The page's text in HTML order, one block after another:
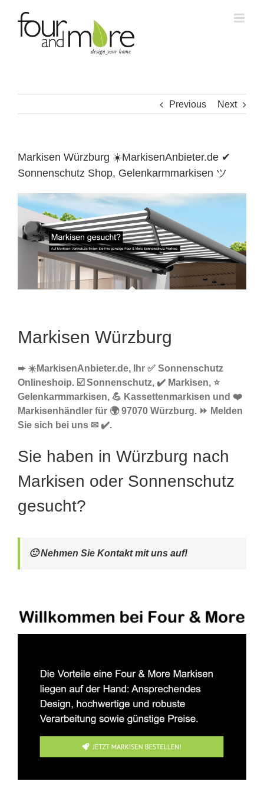
content
Previous Next
Markisen Würzburg ☀️MarkisenAnbieter.de ✔
Sonnenschutz Shop, Gelenkarmmarkisen ツ
Markisen Würzburg
➨ ☀️MarkisenAnbieter.de, Ihr ✅ Sonnenschutz
Onlineshoip. ☑️ Sonnenschutz, ✔️ Markisen, ⭐
Gelenkarmmarkisen, 💪 Kassettenmarkisen und ❤️
Markisenhändler für 🌍 97070 Würzburg. ⏩ Melden
Sie sich bei uns ✉ ✔️.
Sie haben in Würzburg nach
Markisen oder Sonnenschutz
gesucht?
🙂 Nehmen Sie Kontakt mit uns auf!